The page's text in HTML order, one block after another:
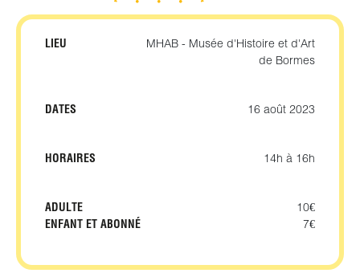
LIEU
MHAB - Musée d'Histoire et d'Art
de Bormes
DATES 16 août 2023
HORAIRES 14h à 16h
ADULTE
10€
ENFANT ET ABONNÉ
7€